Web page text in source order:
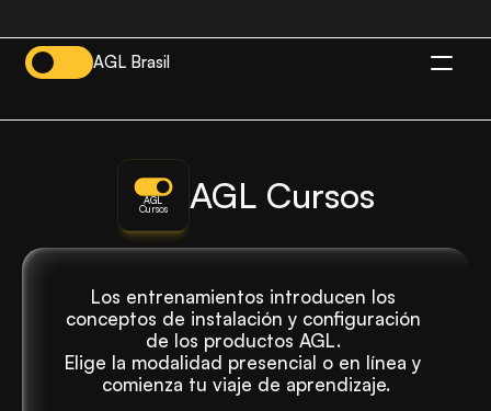
AGL Brasil
AGL
Cursos AGL Cursos
Los entrenamientos introducen los
conceptos de instalación y configuración
de los productos AGL.
Elige la modalidad presencial o en línea y
comienza tu viaje de aprendizaje.